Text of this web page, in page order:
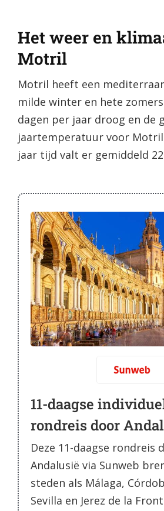
Het weer en
Motril
Motril heeft een
milde winter en hete
dagen per jaar droog en de
jaartemperatuur voor Motril
jaar tijd valt er gemiddeld
11-daagse
rondreis door
Deze 11-daagse rondreis
Andalusië via Sunweb
steden als Málaga,
Sevilla en Jerez de la